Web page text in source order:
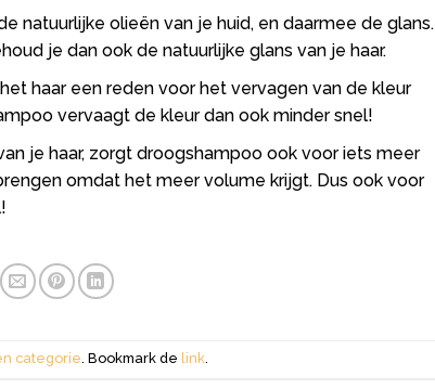
natuurlijke olieën van je huid, en daarmee de glans.
je dan ook de natuurlijke glans van je haar.
haar een reden voor het vervagen van de kleur
vervaagt de kleur dan ook minder snel!
je haar, zorgt droogshampoo ook voor iets meer
omdat het meer volume krijgt. Dus ook voor
categorie . Bookmark de link.